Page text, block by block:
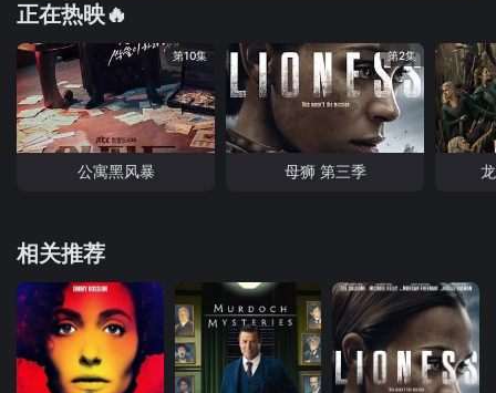
正在热映🔥
第10集
公寓黑风暴
第2集
母狮 第三季
相关推荐